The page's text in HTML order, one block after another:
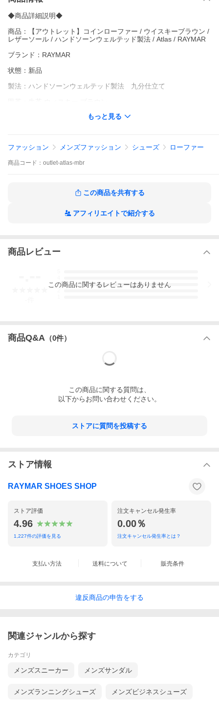
◆商品詳細説明◆
商品：【アウトレット】コインローファー / ウイスキーブラウン /
レザーソール / ハンドソーンウェルテッド製法 / Atlas / RAYMAR
ブランド：RAYMAR
状態：新品
製法：ハンドソーンウェルテッド製法 九分仕立て
本底：革底 ツートンカラー(半カラス) / ヒドゥンチャネル / 縁焼き
【RAYMAR アウトレット】とは
そこで一部出品されるサンプル品はこれまで高い人気を博してき
きるよう専用の販売ページを開設することに致しました。
成されるものやプロモーション活動に使用されるものです。
これにより軽微な傷や、汚れ、試着跡等があるものがあります
◆注意事項◆
・発送前にメンテナンスを実施しておりますが、軽微な傷や、汚
・サイズ交換/返品ともにお受けしております。ご返送の際は元払
いでの発送をお願い致します。詳細は以下リンク先をご参照くだ
https://store.shopping.yahoo.co.jp/raymar-shoes/guide.html#cond
定期開催の販売会イベントのみでの販売となります。店舗には常
設していないこと予めご了承ください。
・販売品の状態を事前に写真等でお伝えする等の対応は行ってお
りません。万が一イメージと異なるといった場合はご返品をご検
・環境や使用機器等によって商品の色味が異なって見える場合が
御座います。商品写真は太陽光下に近い環境にて撮影を行ってお
ります。
・生産上避けられない小傷やインク、糊の付着などがある場合が
いてからご使用下さいませ。お客様ご自身の作業により生じた色
落ちなどは、弊社では保証致し兼ねますのでご留意下さいませ。
トイヤーやハンドソーンなどのウェルト製法を用いた革靴には1.4
mm ~ 1.6mm厚のレザーを使用しますが、今回は1.8mm~2.0mm
もっと見る
ファッション メンズファッション シューズ ローファー
商品 コード： outlet-atlas-mbr
この商品を共有する
アフィリエイトで紹介する
商品レビュー
3
この商品に関するレビューはありません
商品Q&A （0件）
この商品に関する質問は、
以下からお問い合わせください。
ストアに質問を投稿する
ストア情報
RAYMAR SHOES SHOP
ストア評価
4.96
1,227件の評価を見る
注文キャンセル発生率
0.00％
注文キャンセル発生率とは？
支払い方法 送料について 販売条件
違反商品の申告をする
関連ジャンルから探す
カテゴリ
メンズスニーカー メンズサンダル
メンズランニングシューズ メンズビジネスシューズ